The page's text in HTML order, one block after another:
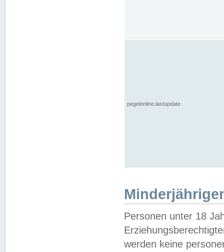
pegelonline.lastupdate
Personen unter 18
werden keine